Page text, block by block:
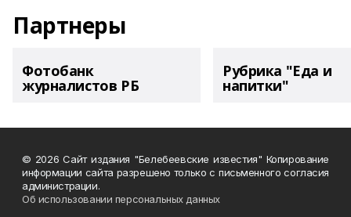
Партнеры
Фотобанк
журналистов РБ
Рубрика "Еда и
напитки"
© 2026 Сайт издания "Белебеевские известия" Копирование
информации сайта разрешено только с письменного согласия
администрации.
Об использовании персональных данных